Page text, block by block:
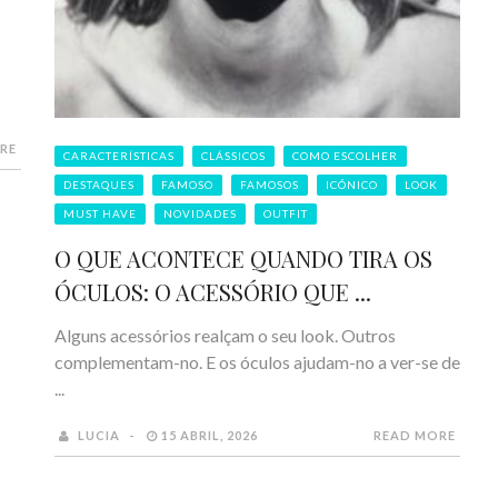
CARACTERÍSTICAS CLÁSSICOS COMO ESCOLHER
DESTAQUES FAMOSO FAMOSOS ICÓNICO LOOK
MUST HAVE NOVIDADES OUTFIT
O QUE ACONTECE QUANDO TIRA OS
ÓCULOS: O ACESSÓRIO QUE ...
Alguns acessórios realçam o seu look. Outros
complementam-no. E os óculos ajudam-no a ver-se de
LUCIA 15 ABRIL, 2026 READ MORE